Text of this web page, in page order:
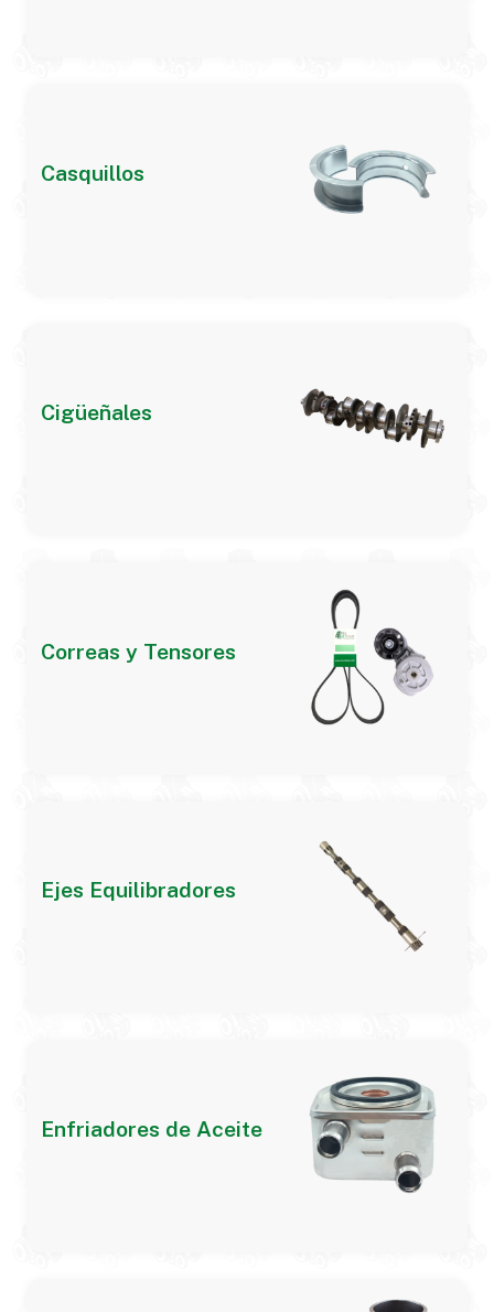
Casquillos
Cigüeñales
Correas y Tensores
Ejes Equilibradores
Enfriadores de Aceite